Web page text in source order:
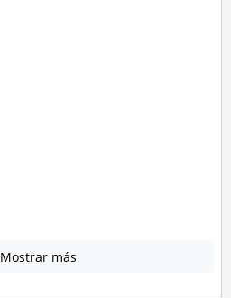
Mostrar más